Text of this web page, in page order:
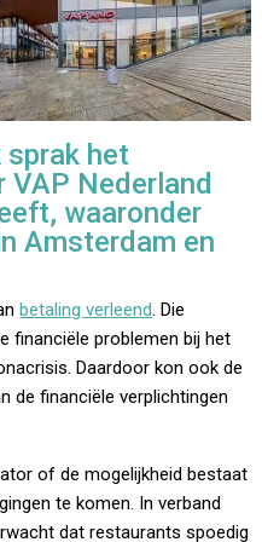
het
Nederland
waaronder
Amsterdam en
betaling verleend. Die
financiële problemen bij het
Daardoor kon ook de
de financiële verplichtingen
of de mogelijkheid bestaat
te komen. In verband
dat restaurants spoedig